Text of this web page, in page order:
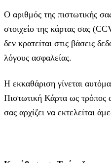
Ο αριθμός της πιστωτικής
στοιχείο της κάρτας σας
δεν κρατείται στις βάσεις
λόγους ασφαλείας.
Η εκκαθάριση γίνεται
Πιστωτική Κάρτα ως τρόπος
σας αρχίζει να εκτελείται